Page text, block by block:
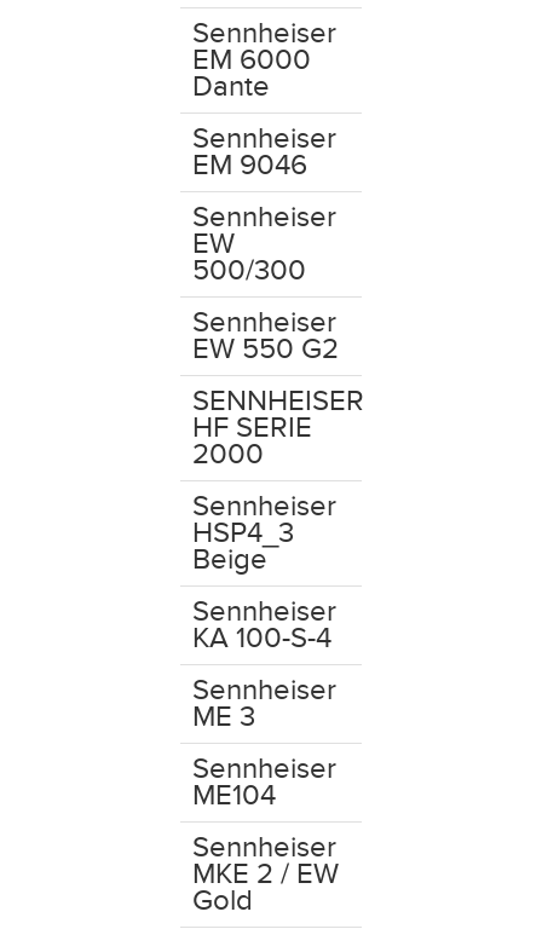
Sennheiser
EM 6000
Dante
Sennheiser
EM 9046
Sennheiser
EW
500/300
Sennheiser
EW 550 G2
SENNHEISER
HF SERIE
2000
Sennheiser
HSP4_3
Beige
Sennheiser
KA 100-S-4
Sennheiser
ME 3
Sennheiser
ME104
Sennheiser
MKE 2 / EW
Gold